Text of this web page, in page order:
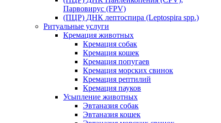
Парвовирус (FPV)
(ПЦР) ДНК лептоспира (Leptospira spp.)
Ритуальные услуги
Кремация животных
Кремация собак
Кремация кошек
Кремация попугаев
Кремация морских свинок
Кремация рептилий
Кремация пауков
Усыпление животных
Эвтаназия собак
Эвтаназия кошек